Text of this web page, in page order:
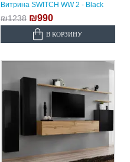
Витрина SWITCH WW 2 - Black
₪1238 ₪990
В КОРЗИНУ